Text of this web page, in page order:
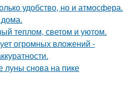
удобство, но и атмосфера.
теплом, светом и уютом.
огромных вложений -
луны снова на пике